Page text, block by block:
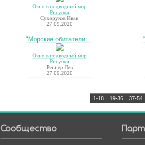
Окно в подводный мир
Рисунки
Сухоруков Иван
27.09.2020
"Морские обитатели...
Окно в подводный мир
Рисунки
Реннер Лев
27.09.2020
1-18 19-36 37-54
Сообщество